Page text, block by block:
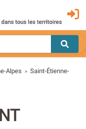
Alpes > Saint-Étienne-